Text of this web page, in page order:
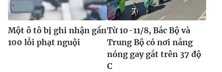
Một ô tô bị ghi nhận gần
100 lỗi phạt nguội
Từ 10-11/8, Bắc Bộ và
Trung Bộ có nơi nắng
nóng gay gắt trên 37 độ
C